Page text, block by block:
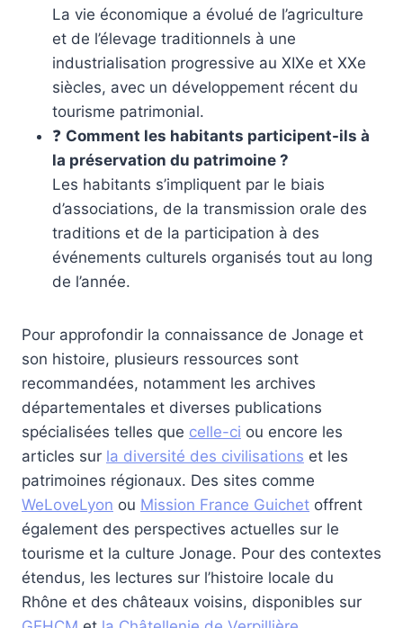
La vie économique a évolué de l’agriculture
et de l’élevage traditionnels à une
industrialisation progressive au XIXe et XXe
siècles, avec un développement récent du
tourisme patrimonial.
❓ Comment les habitants participent-ils à
la préservation du patrimoine ?
Les habitants s’impliquent par le biais
d’associations, de la transmission orale des
traditions et de la participation à des
événements culturels organisés tout au long
de l’année.
Pour approfondir la connaissance de Jonage et
son histoire, plusieurs ressources sont
recommandées, notamment les archives
départementales et diverses publications
spécialisées telles que celle-ci ou encore les
articles sur la diversité des civilisations et les
patrimoines régionaux. Des sites comme
WeLoveLyon ou Mission France Guichet offrent
également des perspectives actuelles sur le
tourisme et la culture Jonage. Pour des contextes
étendus, les lectures sur l’histoire locale du
Rhône et des châteaux voisins, disponibles sur